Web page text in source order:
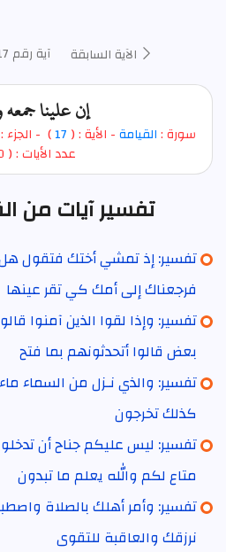
الآية السابقة آية رقم 17
إن علينا جمعه
سورة :القيامة- الأية : ( 17
) - الجزء
عدد الأيات : ( 40 )
تفسير آيات من
تفسير: إذ تمشي أختك فتقول
فرجعناك إلى أمك كي تقر عينها
تفسير: وإذا لقوا الذين آمنوا
بعض قالوا أتحدثونهم بما فتح
تفسير: والذي نـزل من السماء
كذلك تخرجون
تفسير: ليس عليكم جناح أن
متاع لكم والله يعلم ما تبدون
تفسير: وأمر أهلك بالصلاة
نرزقك والعاقبة للتقوى